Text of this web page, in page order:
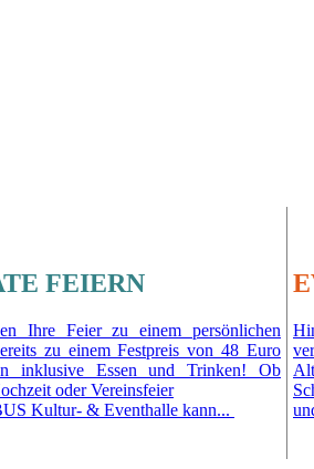
FEIERN
Ihre Feier zu einem persönlichen
zu einem Festpreis von 48 Euro
inklusive Essen und Trinken! Ob
oder Vereinsfeier
Kultur- & Eventhalle kann...